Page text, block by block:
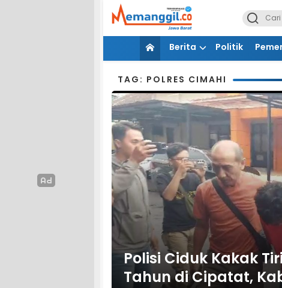
Berita Politik
TAG: POLRES CIMAHI
Polisi Ciduk Kakak
Tahun di Cipatat,